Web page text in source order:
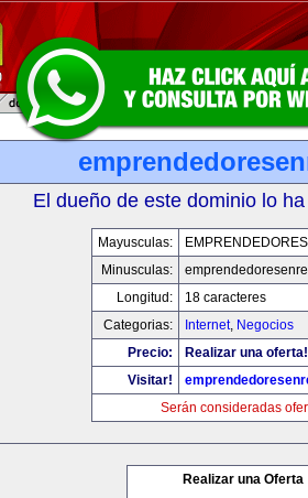
El dueño de este dominio lo
Mayusculas:
Minusculas:
Longitud:
18 caracteres
Categorias:
Internet, Negocios
Precio:
Realizar una oferta!
Visitar!
Serán consideradas
Realizar una Oferta